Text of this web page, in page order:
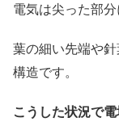
電気は尖った部
葉の細い先端や
構造です。
こうした状況で